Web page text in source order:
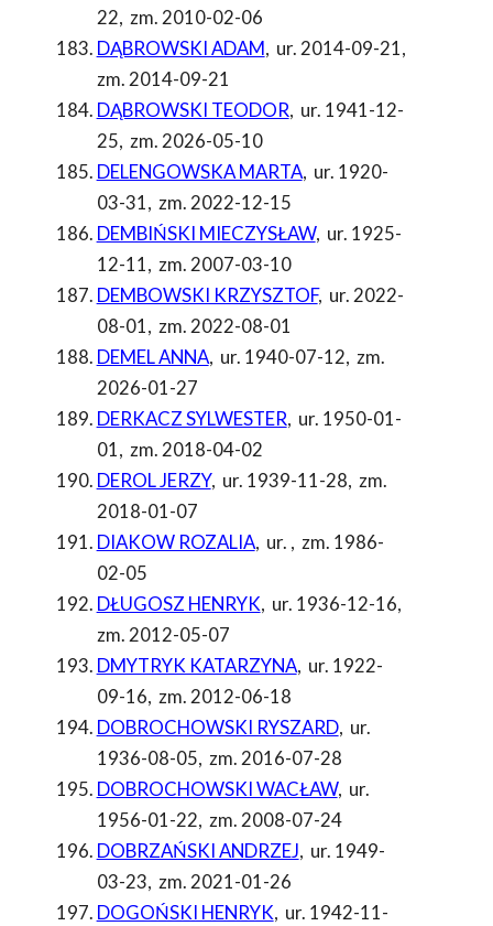
22, zm. 2010-02-06
DĄBROWSKI ADAM, ur. 2014-09-21,
zm. 2014-09-21
DĄBROWSKI TEODOR, ur. 1941-12-
25, zm. 2026-05-10
DELENGOWSKA MARTA, ur. 1920-
03-31, zm. 2022-12-15
DEMBIŃSKI MIECZYSŁAW, ur. 1925-
12-11, zm. 2007-03-10
DEMBOWSKI KRZYSZTOF, ur. 2022-
08-01, zm. 2022-08-01
DEMEL ANNA, ur. 1940-07-12, zm.
2026-01-27
DERKACZ SYLWESTER, ur. 1950-01-
01, zm. 2018-04-02
DEROL JERZY, ur. 1939-11-28, zm.
2018-01-07
DIAKOW ROZALIA, ur. , zm. 1986-
02-05
DŁUGOSZ HENRYK, ur. 1936-12-16,
zm. 2012-05-07
DMYTRYK KATARZYNA, ur. 1922-
09-16, zm. 2012-06-18
DOBROCHOWSKI RYSZARD, ur.
1936-08-05, zm. 2016-07-28
DOBROCHOWSKI WACŁAW, ur.
1956-01-22, zm. 2008-07-24
DOBRZAŃSKI ANDRZEJ, ur. 1949-
03-23, zm. 2021-01-26
DOGOŃSKI HENRYK, ur. 1942-11-